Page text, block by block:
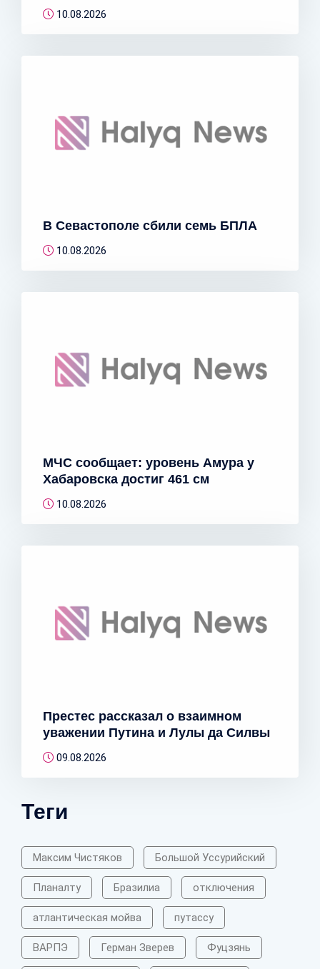
10.08.2026
В Севастополе сбили семь БПЛА
10.08.2026
МЧС сообщает: уровень Амура у
Хабаровска достиг 461 см
10.08.2026
Престес рассказал о взаимном
уважении Путина и Лулы да Силвы
09.08.2026
Теги
Максим Чистяков Большой Уссурийский
Планалту Бразилиа отключения
атлантическая мойва путассу
ВАРПЭ Герман Зверев Фуцзянь